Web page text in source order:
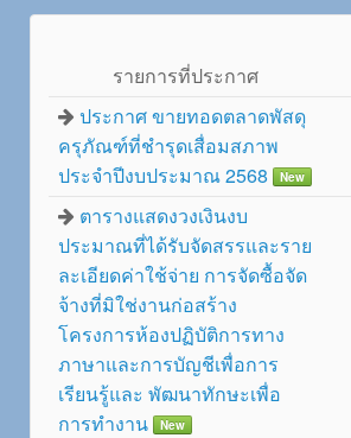
รายการที่ประกาศ
ประกาศ ขายทอดตลาดพัสดุ
ครุภัณฑ์ที่ชำรุดเสื่อมสภาพ
ประจำปีงบประมาณ 2568
New
ตารางแสดงวงเงินงบ
ประมาณที่ได้รับจัดสรรและราย
ละเอียดค่าใช้จ่าย การจัดซื้อจัด
จ้างที่มิใช่งานก่อสร้าง
โครงการห้องปฏิบัติการทาง
ภาษาและการบัญชีเพื่อการ
เรียนรู้และ พัฒนาทักษะเพื่อ
การทำงาน
New